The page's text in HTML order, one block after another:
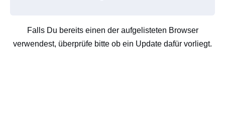
Falls Du bereits einen der aufgelisteten Browser
verwendest, überprüfe bitte ob ein Update dafür vorliegt.